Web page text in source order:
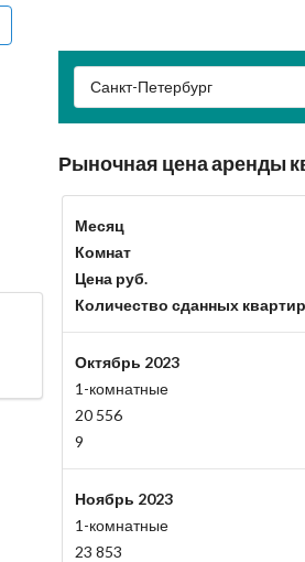
Санкт-Петербург
Рыночная цена аренды
Месяц
Комнат
Цена руб.
Количество сданных квартир
Октябрь 2023
1-комнатные
20 556
9
Ноябрь 2023
1-комнатные
23 853